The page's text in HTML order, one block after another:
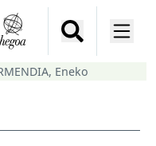
Eneko